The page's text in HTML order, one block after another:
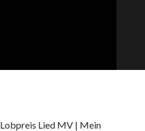
Lobpreis Lied MV | Mein